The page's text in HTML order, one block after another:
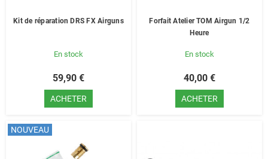
Kit de réparation DRS FX Airguns
En stock
59,90 €
ACHETER
Forfait Atelier TOM Airgun 1/2
Heure
En stock
40,00 €
ACHETER
NOUVEAU